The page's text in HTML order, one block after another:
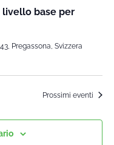
livello base per
Pregassona, Svizzera
Prossimi eventi